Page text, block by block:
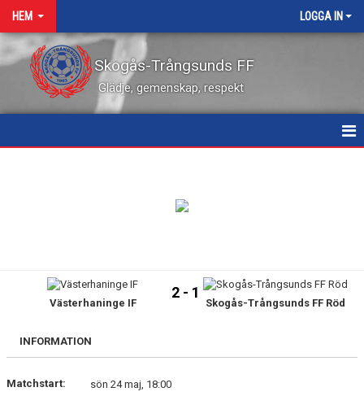
HEM LOGGA IN
Skogås-Trångsunds FF
Glädje, gemenskap, respekt
MATCHER
KONTAKT
Västerhaninge IF
2 - 1
Skogås-Trångsunds FF Röd
INFORMATION
Matchstart:
sön 24 maj, 18:00